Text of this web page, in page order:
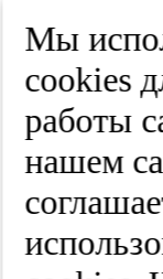
Мы
cооkies
работы
нашем